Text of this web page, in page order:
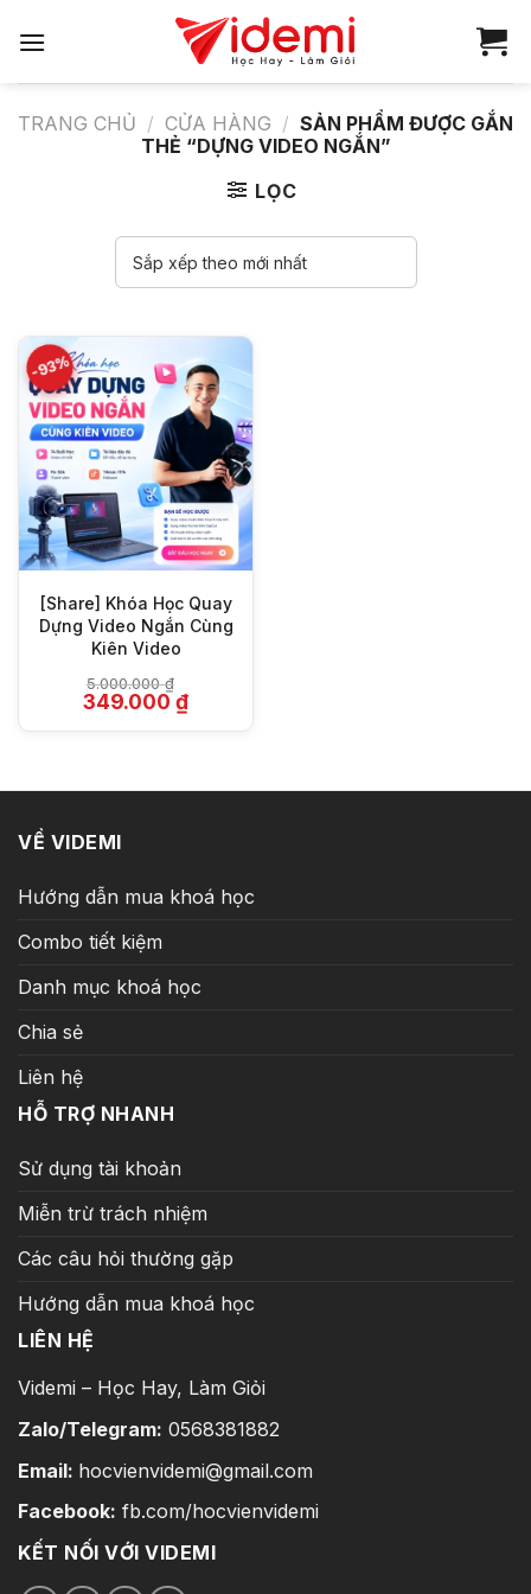
qua
TRANG CHỦ / CỬA HÀNG / SẢN PHẨM ĐƯỢC GẮN
THẺ “DỰNG VIDEO NGẮN”
LỌC
-93%
[Share] Khóa Học Quay
Dựng Video Ngắn Cùng
Kiên Video
5.000.000₫
Giá
gốc
349.000₫Giá
VỀ VIDEMI
Hướng dẫn mua khoá học
Combo tiết kiệm
Danh mục khoá học
Chia sẻ
Liên hệ
HỖ TRỢ NHANH
Sử dụng tài khoản
Miễn trừ trách nhiệm
Các câu hỏi thường gặp
Hướng dẫn mua khoá học
LIÊN HỆ
Videmi – Học Hay, Làm Giỏi
Zalo/Telegram: 0568381882
Email: hocvienvidemi@gmail.com
Facebook: fb.com/hocvienvidemi
KẾT NỐI VỚI VIDEMI